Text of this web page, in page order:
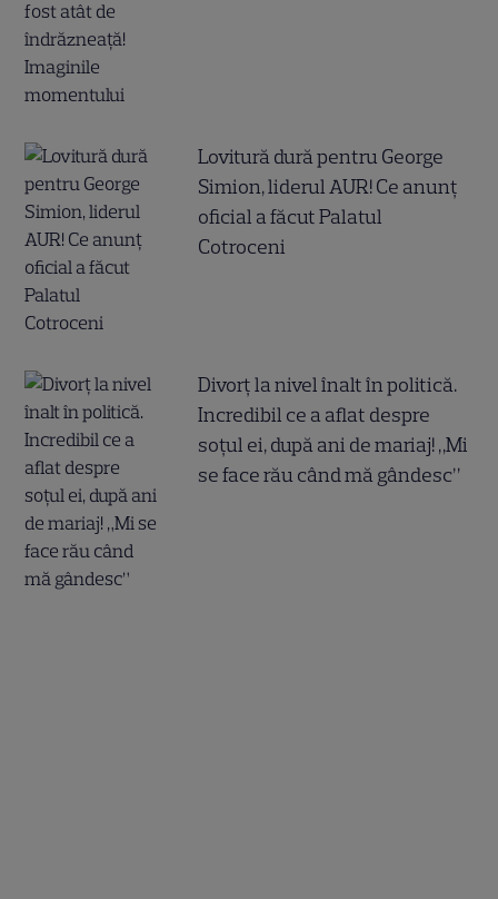
Lovitură dură pentru George
Simion, liderul AUR! Ce anunț
oficial a făcut Palatul
Cotroceni
Divorț la nivel înalt în politică.
Incredibil ce a aflat despre
soțul ei, după ani de mariaj! „Mi
se face rău când mă gândesc”